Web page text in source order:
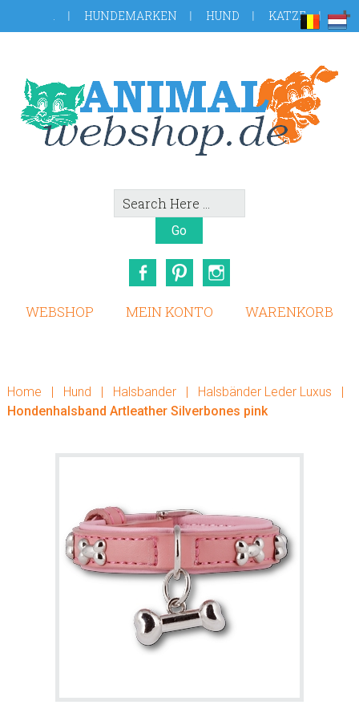
to
Fußzeile
. HUNDEMARKEN HUND KATZE
Search
Here
FacebookPinterest
WEBSHOP MEIN KONTO WARENKORB
Home | Hund | Halsbander | Halsbänder Leder Luxus
|
Hondenhalsband Artleather Silverbones pink